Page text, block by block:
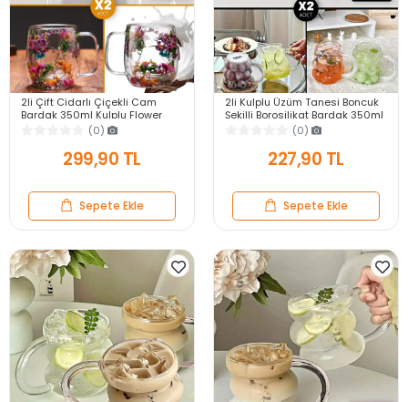
2li Çift Cidarlı Çiçekli Cam
Bardak 350ml Kulplu Flower
Cup Meşrubat El Yapımı Kahve
Sunum Bardağı
(0)
299,90 TL
Sepete Ekle
2li Kulplu Üzüm Tanesi Boncuk
Şekilli Borosilikat Bardak 350ml
Isıya Dayanıklı Kahve Sunum
(0)
227,90 TL
Sepete Ekle